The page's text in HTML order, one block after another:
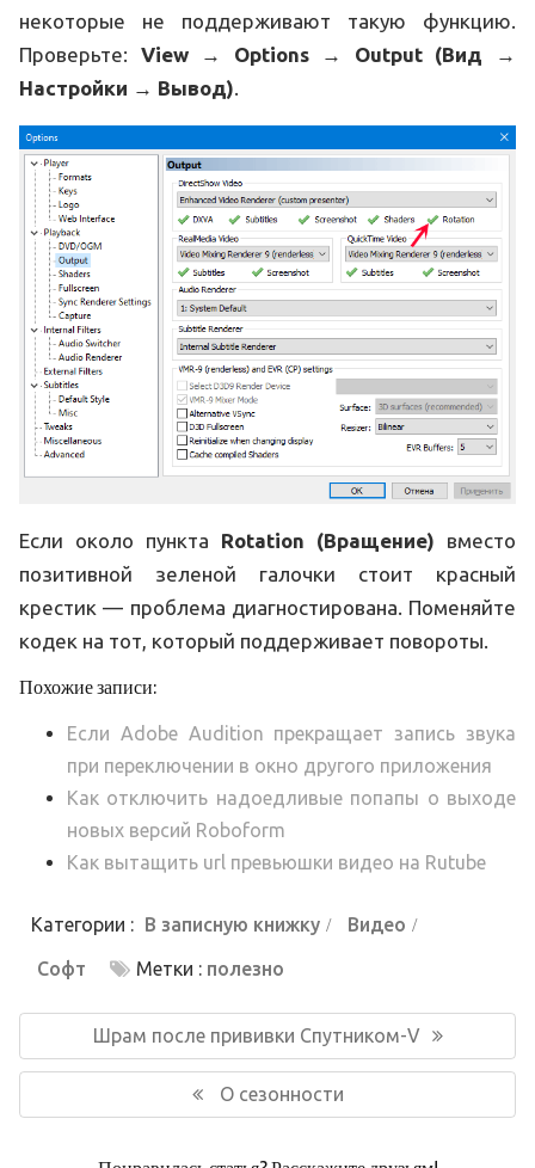
некоторые не поддерживают такую функцию.
Проверьте: View → Options → Output (Вид →
Настройки → Вывод).
Если около пункта Rotation (Вращение) вместо
позитивной зеленой галочки стоит красный
крестик — проблема диагностирована. Поменяйте
кодек на тот, который поддерживает повороты.
Похожие записи:
Если Adobe Audition прекращает запись звука
при переключении в окно другого приложения
Как отключить надоедливые попапы о выходе
новых версий Roboform
Как вытащить url превьюшки видео на Rutube
Категории : В записную книжку Видео
Софт Метки : полезно
записям
Предыдущая
запись:
Шрам после прививки Спутником-V
Следующая
запись:
О сезонности